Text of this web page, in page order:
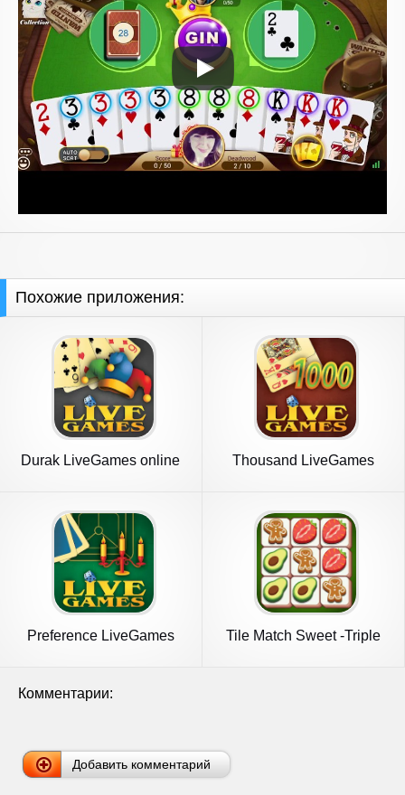
Похожие приложения:
Durak LiveGames online
Thousand LiveGames
Preference LiveGames
Tile Match Sweet -Triple
Комментарии:
Добавить комментарий